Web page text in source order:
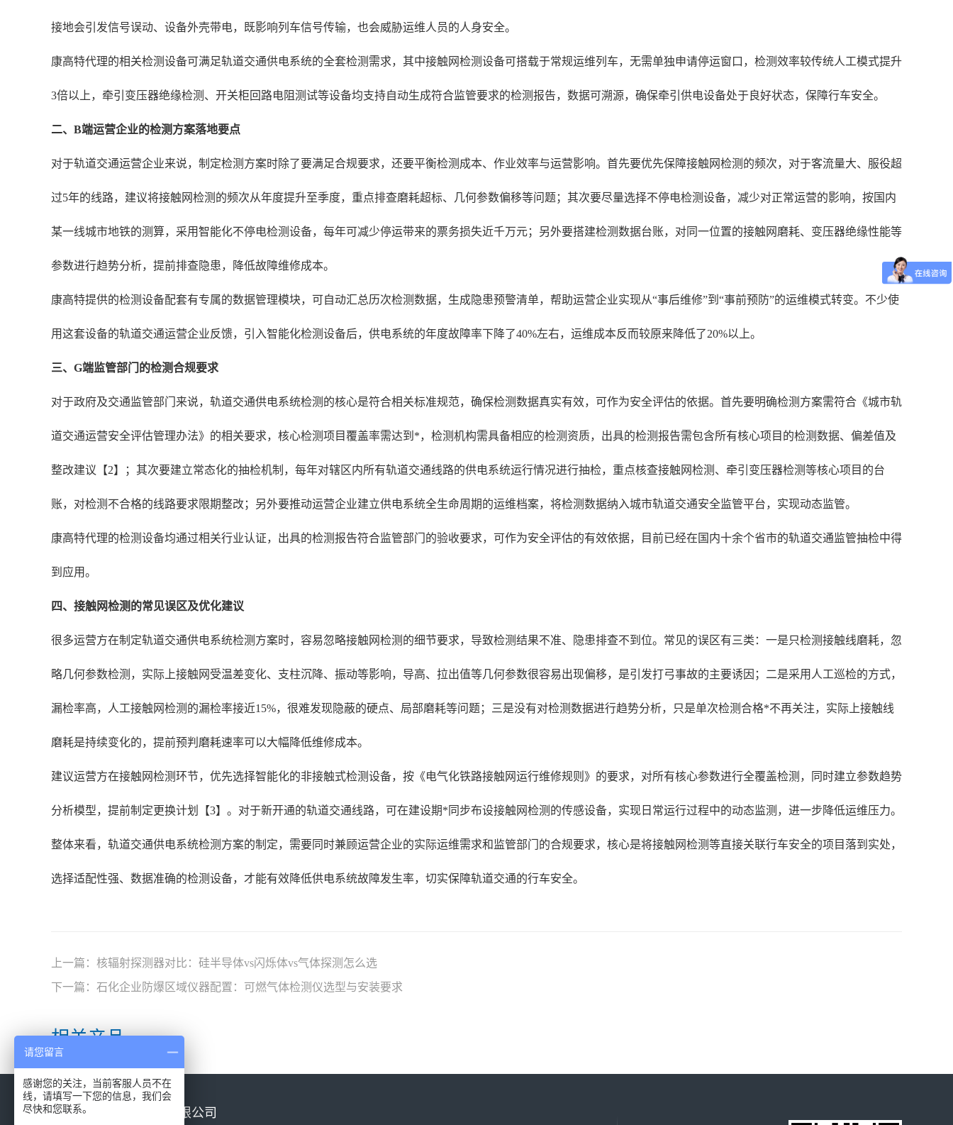
接地会引发信号误动、设备外壳带电，既影响列车信号传输，也会威胁运维人员的人身安全。
康高特代理的相关检测设备可满足轨道交通供电系统的全套检测需求，其中接触网检测设备可搭载于常规运维列车，无需单独申请停运窗口，检测效率较传统人工模式提升
3倍以上，牵引变压器绝缘检测、开关柜回路电阻测试等设备均支持自动生成符合监管要求的检测报告，数据可溯源，确保牵引供电设备处于良好状态，保障行车安全。
二、B端运营企业的检测方案落地要点
对于轨道交通运营企业来说，制定检测方案时除了要满足合规要求，还要平衡检测成本、作业效率与运营影响。首先要优先保障接触网检测的频次，对于客流量大、服役超
过5年的线路，建议将接触网检测的频次从年度提升至季度，重点排查磨耗超标、几何参数偏移等问题；其次要尽量选择不停电检测设备，减少对正常运营的影响，按国内
某一线城市地铁的测算，采用智能化不停电检测设备，每年可减少停运带来的票务损失近千万元；另外要搭建检测数据台账，对同一位置的接触网磨耗、变压器绝缘性能等
参数进行趋势分析，提前排查隐患，降低故障维修成本。
康高特提供的检测设备配套有专属的数据管理模块，可自动汇总历次检测数据，生成隐患预警清单，帮助运营企业实现从“事后维修”到“事前预防”的运维模式转变。不少使
用这套设备的轨道交通运营企业反馈，引入智能化检测设备后，供电系统的年度故障率下降了40%左右，运维成本反而较原来降低了20%以上。
三、G端监管部门的检测合规要求
对于政府及交通监管部门来说，轨道交通供电系统检测的核心是符合相关标准规范，确保检测数据真实有效，可作为安全评估的依据。首先要明确检测方案需符合《城市轨
道交通运营安全评估管理办法》的相关要求，核心检测项目覆盖率需达到*，检测机构需具备相应的检测资质，出具的检测报告需包含所有核心项目的检测数据、偏差值及
整改建议【2】；其次要建立常态化的抽检机制，每年对辖区内所有轨道交通线路的供电系统运行情况进行抽检，重点核查接触网检测、牵引变压器检测等核心项目的台
账，对检测不合格的线路要求限期整改；另外要推动运营企业建立供电系统全生命周期的运维档案，将检测数据纳入城市轨道交通安全监管平台，实现动态监管。
康高特代理的检测设备均通过相关行业认证，出具的检测报告符合监管部门的验收要求，可作为安全评估的有效依据，目前已经在国内十余个省市的轨道交通监管抽检中得
到应用。
四、接触网检测的常见误区及优化建议
很多运营方在制定轨道交通供电系统检测方案时，容易忽略接触网检测的细节要求，导致检测结果不准、隐患排查不到位。常见的误区有三类：一是只检测接触线磨耗，忽
略几何参数检测，实际上接触网受温差变化、支柱沉降、振动等影响，导高、拉出值等几何参数很容易出现偏移，是引发打弓事故的主要诱因；二是采用人工巡检的方式，
漏检率高，人工接触网检测的漏检率接近15%，很难发现隐蔽的硬点、局部磨耗等问题；三是没有对检测数据进行趋势分析，只是单次检测合格*不再关注，实际上接触线
磨耗是持续变化的，提前预判磨耗速率可以大幅降低维修成本。
建议运营方在接触网检测环节，优先选择智能化的非接触式检测设备，按《电气化铁路接触网运行维修规则》的要求，对所有核心参数进行全覆盖检测，同时建立参数趋势
分析模型，提前制定更换计划【3】。对于新开通的轨道交通线路，可在建设期*同步布设接触网检测的传感设备，实现日常运行过程中的动态监测，进一步降低运维压力。
整体来看，轨道交通供电系统检测方案的制定，需要同时兼顾运营企业的实际运维需求和监管部门的合规要求，核心是将接触网检测等直接关联行车安全的项目落到实处，
选择适配性强、数据准确的检测设备，才能有效降低供电系统故障发生率，切实保障轨道交通的行车安全。
上一篇： 核辐射探测器对比：硅半导体vs闪烁体vs气体探测怎么选
下一篇： 石化企业防爆区域仪器配置：可燃气体检测仪选型与安装要求
相关产品
北京康高特仪器设备有限公司
请您留言
感谢您的关注，当前客服人员不在
线，请填写一下您的信息，我们会
尽快和您联系。